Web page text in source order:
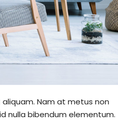
Nam at metus non
nulla bibendum elementum.